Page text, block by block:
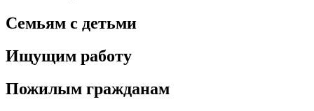
Семьям с детьми
Ищущим работу
Пожилым гражданам